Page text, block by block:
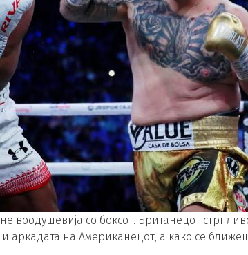
воодушевија со боксот. Британецот
аркадата на Американецот, а како се